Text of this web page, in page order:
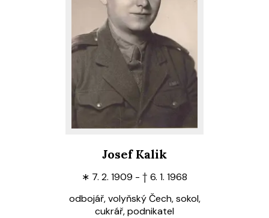
Josef Kalik
∗ 7. 2. 1909 - † 6. 1. 1968
odbojář, volyňský Čech, sokol,
cukrář, podnikatel